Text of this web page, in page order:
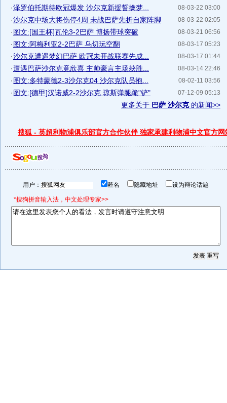
08-03-22 03:00
·泽罗伯托期待欧冠爆发 沙尔克新援誓擒梦...
08-03-22 02:05
·沙尔克中场大将伤停4周 未战巴萨先折自家阵脚
08-03-21 06:56
·图文:[国王杯]瓦伦3-2巴萨 博扬带球突破
08-03-17 05:23
·图文:阿梅利亚2-2巴萨 乌切玩空翻
08-03-17 01:44
·沙尔克遭遇梦幻巴萨 欧冠未开战联赛先成...
08-03-14 22:46
·遭遇巴萨沙尔克竟欣喜 主帅豪言主场获胜...
08-02-11 03:56
·图文:多特蒙德2-3沙尔克04 沙尔克队员抱...
07-12-09 05:13
·图文:[德甲]汉诺威2-2沙尔克 琼斯弹腿跪"铲"
更多关于 巴萨 沙尔克的新闻>>
搜狐 - 英超利物浦俱乐部官方合作伙伴 独家承建利物浦中文官方网
用户： 匿名 隐藏地址 设为辩论话题
*搜狗拼音输入法，中文处理专家>>